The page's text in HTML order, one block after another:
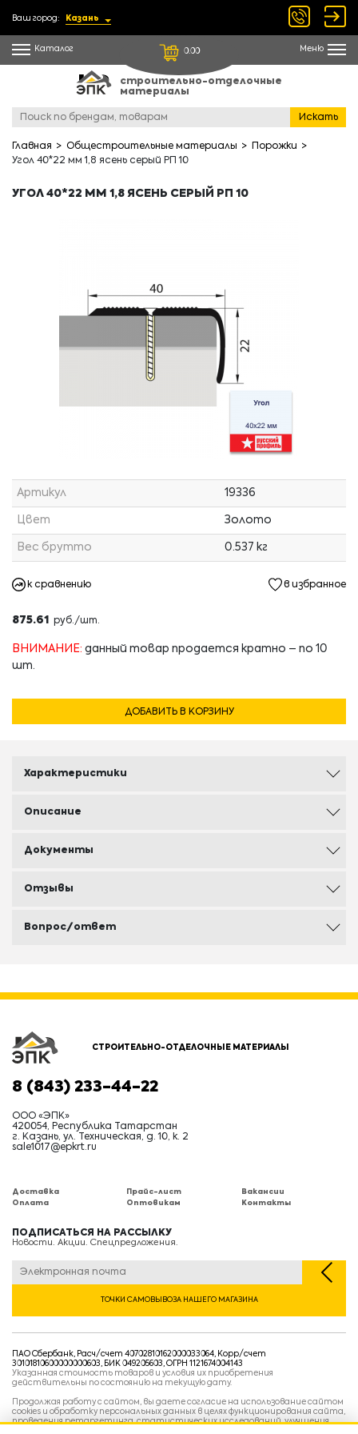
Ваш город: Казань
Каталог 0.00 Меню
строительно-отделочные
материалы
Искать
Главная Общестроительные материалы
Порожки
Угол 40*22 мм 1,8 ясень серый РП 10
УГОЛ 40*22 ММ 1,8 ЯСЕНЬ СЕРЫЙ РП 10
Артикул 19336
Цвет Золото
Вес брутто 0.537 кг
к сравнению в избранное
875.61 руб./шт.
ВНИМАНИЕ: данный товар продается кратно – по 10
шт.
ДОБАВИТЬ В КОРЗИНУ
Характеристики
Описание
Документы
Отзывы
Вопрос/ответ
СТРОИТЕЛЬНО-ОТДЕЛОЧНЫЕ МАТЕРИАЛЫ
8 (843) 233-44-22
ООО «ЭПК»
420054, Республика Татарстан
г. Казань, ул. Техническая, д. 10, к. 2
sale1017@epkrt.ru
Доставка
Оплата
Прайс-лист
Оптовикам
Вакансии
Контакты
ПОДПИСАТЬСЯ НА РАССЫЛКУ
Новости. Акции. Спецпредложения.
ТОЧКИ САМОВЫВОЗА НАШЕГО МАГАЗИНА
ПАО Сбербанк, Расч/счет 40702810162000033064, Корр/счет
30101810600000000603, БИК 049205603, ОГРН 1121674004143
Указанная стоимость товаров и условия их приобретения
действительны по состоянию на текущую дату.
Продолжая работу с сайтом, вы даете согласие на использование сайтом
cookies и обработку персональных данных в целях функционирования сайта,
проведения ретаргетинга, статистических исследований, улучшения